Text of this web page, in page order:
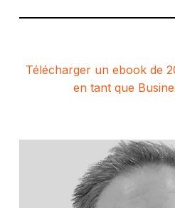
Télécharger un ebook de
en tant que